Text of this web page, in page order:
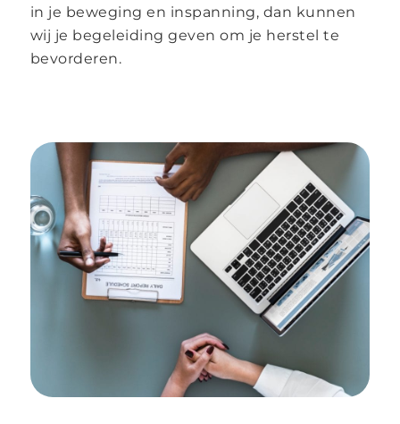
in je beweging en inspanning, dan kunnen
wij je begeleiding geven om je herstel te
bevorderen.